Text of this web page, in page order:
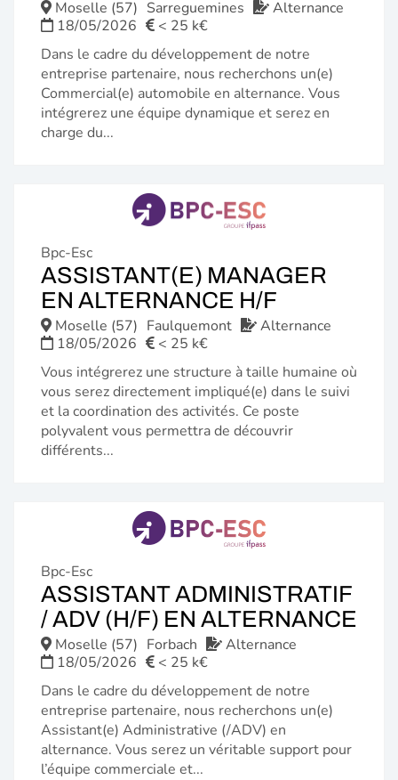
Moselle (57) Sarreguemines
Alternance
18/05/2026
< 25 k€
Dans le cadre du développement de notre
entreprise partenaire, nous recherchons un(e)
Commercial(e) automobile en alternance. Vous
intégrerez une équipe dynamique et serez en
charge du...
Bpc-Esc
ASSISTANT(E) MANAGER
EN ALTERNANCE H/F
FENÊTRE)
Moselle (57) Faulquemont
Alternance
18/05/2026
< 25 k€
Vous intégrerez une structure à taille humaine où
vous serez directement impliqué(e) dans le suivi
et la coordination des activités. Ce poste
polyvalent vous permettra de découvrir
différents...
Bpc-Esc
ASSISTANT ADMINISTRATIF
/ ADV (H/F) EN ALTERNANCE
Moselle (57) Forbach
Alternance
18/05/2026
< 25 k€
Dans le cadre du développement de notre
entreprise partenaire, nous recherchons un(e)
Assistant(e) Administrative (/ADV) en
alternance. Vous serez un véritable support pour
l’équipe commerciale et...